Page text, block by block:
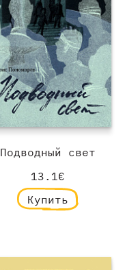
Подводный свет
13.1€
Купить